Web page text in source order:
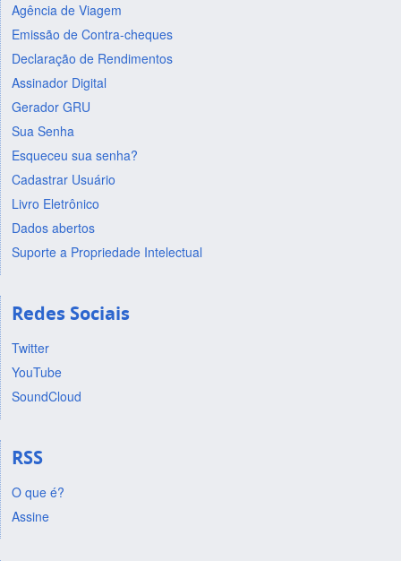
Agência de Viagem
Emissão de Contra-cheques
Declaração de Rendimentos
Assinador Digital
Gerador GRU
Sua Senha
Esqueceu sua senha?
Cadastrar Usuário
Livro Eletrônico
Dados abertos
Suporte a Propriedade Intelectual
Redes Sociais
Twitter
YouTube
SoundCloud
RSS
O que é?
Assine